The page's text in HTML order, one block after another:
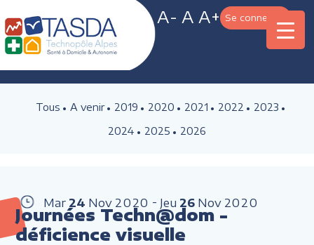
A- A A+ Se connecter
Tous A venir 2019 2020 2021 2022
2023
2024
2025 2026
Mar 24 Nov 2020 Jeu 26 Nov 2020
Journées Techn@dom -
déficience visuelle